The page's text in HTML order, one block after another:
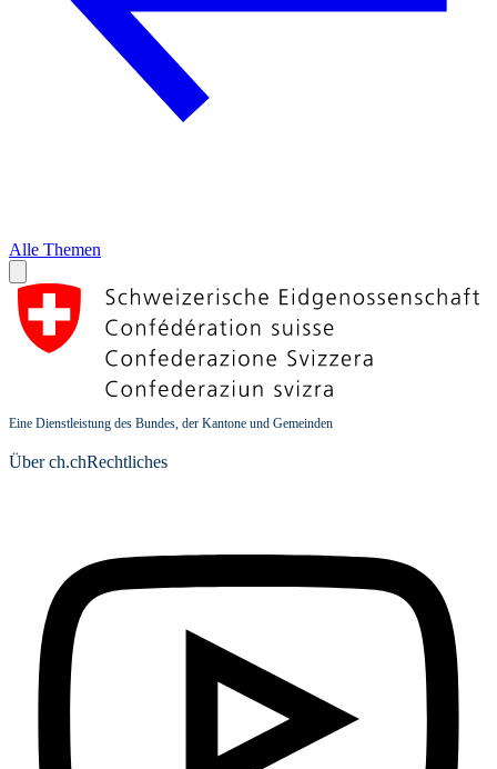
Alle Themen
Eine Dienstleistung des Bundes, der Kantone und Gemeinden
Über ch.chRechtliches